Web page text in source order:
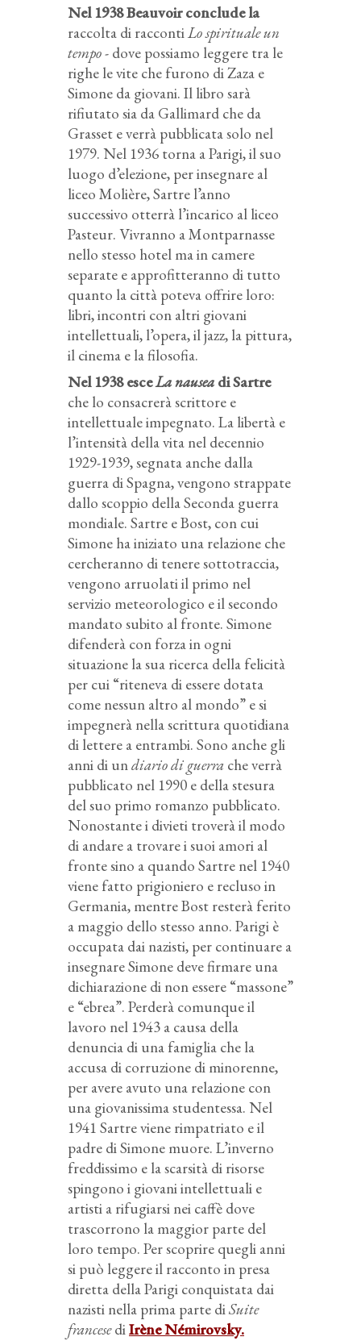
Nel 1938 Beauvoir conclude la
raccolta di raccontiLo spirituale un
tempo- dove possiamo leggere tra le
righe le vite che furono di Zaza e
Simone da giovani. Il libro sarà
rifiutato sia da Gallimard che da
Grasset e verrà pubblicata solo nel
1979. Nel 1936 torna a Parigi, il suo
luogo d’elezione, per insegnare al
liceo Molière, Sartre l’anno
successivo otterrà l’incarico al liceo
Pasteur. Vivranno a Montparnasse
nello stesso hotel ma in camere
separate e approfitteranno di tutto
quanto la città poteva offrire loro:
libri, incontri con altri giovani
intellettuali, l’opera, il jazz, la pittura,
il cinema e la filosofia.
Nel 1938 esceLa nausea di Sartre
che lo consacrerà scrittore e
intellettuale impegnato. La libertà e
l’intensità della vita nel decennio
1929-1939, segnata anche dalla
guerra di Spagna, vengono strappate
dallo scoppio della Seconda guerra
mondiale. Sartre e Bost, con cui
Simone ha iniziato una relazione che
cercheranno di tenere sottotraccia,
vengono arruolati il primo nel
servizio meteorologico e il secondo
mandato subito al fronte. Simone
difenderà con forza in ogni
situazione la sua ricerca della felicità
per cui “riteneva di essere dotata
come nessun altro al mondo” e si
impegnerà nella scrittura quotidiana
di lettere a entrambi. Sono anche gli
anni di undiario di guerra che verrà
pubblicato nel 1990 e della stesura
del suo primo romanzo pubblicato.
Nonostante i divieti troverà il modo
di andare a trovare i suoi amori al
fronte sino a quando Sartre nel 1940
viene fatto prigioniero e recluso in
Germania, mentre Bost resterà ferito
a maggio dello stesso anno. Parigi è
occupata dai nazisti, per continuare a
insegnare Simone deve firmare una
dichiarazione di non essere “massone”
e “ebrea”. Perderà comunque il
lavoro nel 1943 a causa della
denuncia di una famiglia che la
accusa di corruzione di minorenne,
per avere avuto una relazione con
una giovanissima studentessa. Nel
1941 Sartre viene rimpatriato e il
padre di Simone muore. L’inverno
freddissimo e la scarsità di risorse
spingono i giovani intellettuali e
artisti a rifugiarsi nei caffè dove
trascorrono la maggior parte del
loro tempo. Per scoprire quegli anni
si può leggere il racconto in presa
diretta della Parigi conquistata dai
nazisti nella prima parte diSuite
francesediIrène Némirovsky.